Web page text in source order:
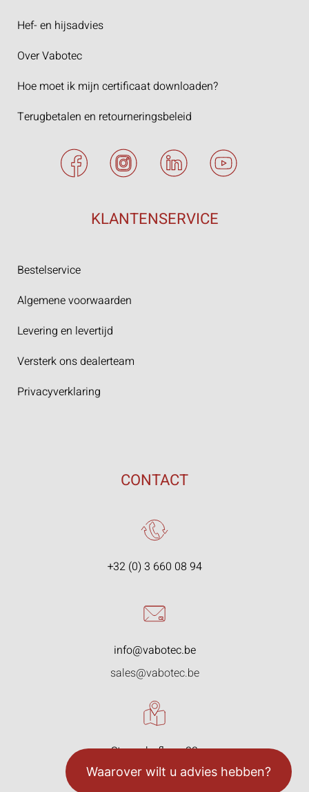
Waarover wilt u advies hebben?
Hef- en hijsadvies
Over Vabotec
Hoe moet ik mijn certificaat downloaden?
Terugbetalen en retourneringsbeleid
KLANTENSERVICE
Bestelservice
Algemene voorwaarden
Levering en levertijd
Versterk ons dealerteam
Privacyverklaring
CONTACT
+32 (0) 3 660 08 94
info@vabotec.be
sales@vabotec.be
Starrenhoflaan 33
2950 Kapellen, België